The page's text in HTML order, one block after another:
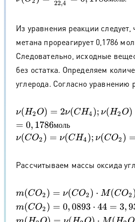
Из уравнения реакции следует,
метана прореагирует 0,1786
Следовательно, исходные
без остатка. Определяем
углерода. Согласно уравнению
моль
ν(H2O)=2 (C H4);ν(H2O )= 2⋅0,0893=0
ν(CO2)=ν( CH 4);ν(CO2 )= 0,0893мол ь
Рассчитываем массы оксида
m(CO2)=ν( CO 2)⋅M(CO2
m(CO2)=0 0893⋅ 44=3,93 г